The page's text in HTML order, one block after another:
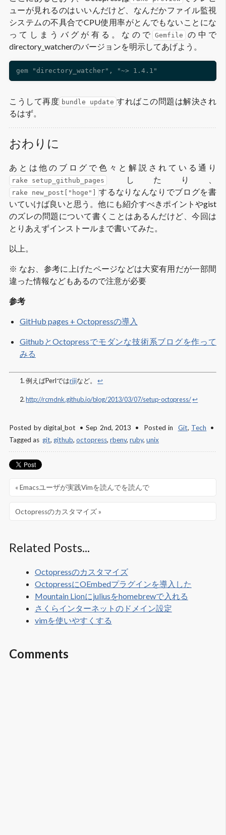
ューが見れるのはいいんだけど、なんだかファイル監視
システムの不具合でCPU使用率がとんでもないことにな
ってしまうバグが有る。なので Gemfile
の中で
directory_watcherのバージョンを明示してあげよう。
こうして再度 bundle update すればこの問題は解決され
るはず。
おわりに
あとは他のブログで色々と解説されている通り
rake setup_github_pages したり、
rake new_post["hoge"]
するなりなんなりでブログを書
いていけば良いと思う。他にも紹介すべきポイントやgist
のズレの問題について書くことはあるんだけど、今回は
とりあえずインストールまで書いてみた。
以上。
※ なお、参考に上げたページなどは大変有用だが一部間
違った情報などもあるので注意が必要
参考
GitHub pages + Octopressの導入
GithubとOctopressでモダンな技術系ブログを作って
みる
例えばPerlではrijiなど。↩
http://rcmdnk.github.io/blog/2013/03/07/setup-octopress/↩
Posted bydigital_bot Sep 2nd, 2013 Posted in Git, Tech
Tagged as git, github, octopress, rbenv, ruby, unix
« Emacsユーザが実践Vimを読んでを読んで
Octopressのカスタマイズ »
Related Posts...
Octopressのカスタマイズ
OctopressにOEmbedプラグインを導入した
Mountain Lionにjuliusをhomebrewで入れる
さくらインターネットのドメイン設定
vimを使いやすくする
Comments